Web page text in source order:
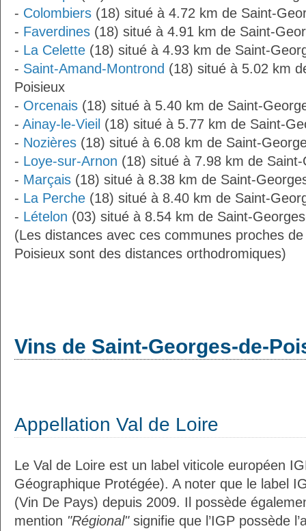
- Colombiers (18) situé à 4.72 km de Saint-
- Faverdines (18) situé à 4.91 km de Saint-
- La Celette (18) situé à 4.93 km de Saint-
- Saint-Amand-Montrond (18) situé à 5.02 km
Poisieux
- Orcenais (18) situé à 5.40 km de Saint-
- Ainay-le-Vieil (18) situé à 5.77 km de Saint-
- Nozières (18) situé à 6.08 km de Saint-
- Loye-sur-Arnon (18) situé à 7.98 km de
- Marçais (18) situé à 8.38 km de Saint-
- La Perche (18) situé à 8.40 km de Saint-
- Lételon (03) situé à 8.54 km de Saint-
(Les distances avec ces communes proches
Poisieux sont des distances orthodromiques)
Vins de Saint-Georges-de-
Appellation Val de Loire
Le Val de Loire est un label viticole européen
Géographique Protégée). A noter que le label
(Vin De Pays) depuis 2009. Il possède
mention "Régional"signifie que l’IGP possède